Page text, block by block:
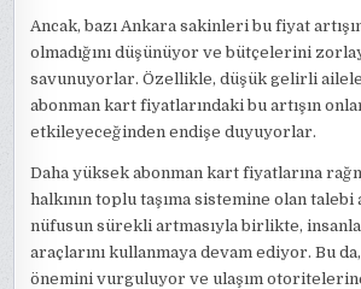
Ancak, bazı Ankara sakinleri bu fiyat
olmadığını düşünüyor ve bütçelerini
savunuyorlar. Özellikle, düşük gelirli
abonman kart fiyatlarındaki bu artışın
etkileyeceğinden endişe duyuyorlar.
Daha yüksek abonman kart fiyatlarına
halkının toplu taşıma sistemine olan talebi
nüfusun sürekli artmasıyla birlikte,
araçlarını kullanmaya devam ediyor. Bu
önemini vurguluyor ve ulaşım